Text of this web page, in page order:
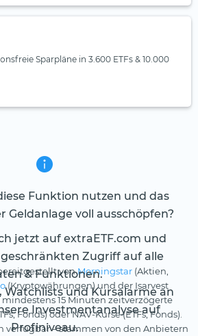
Sparpläne in 3.600 ETFs & 10.000
Funktion nutzen und das
Geldanlage voll ausschöpfen?
jetzt auf extraETF.com und
Zugriff auf alle
& Funktionen.
Watchlists und Kursalarme an
Investmentanalyse auf
Profiniveau.
vonMorningstar (Aktien,
(Kryptowährungen) und der Isarvest
15 Minuten zeitverzögerte
Fonds) oder NAV-Kurse (ETFs, Fonds).
verfügbar – stammen von den Anbietern